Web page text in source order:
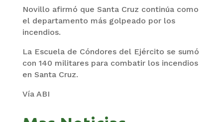
Novillo afirmó que Santa Cruz continúa como
el departamento más golpeado por los
incendios.
La Escuela de Cóndores del Ejército se sumó
con 140 militares para combatir los incendios
en Santa Cruz.
Vía ABI